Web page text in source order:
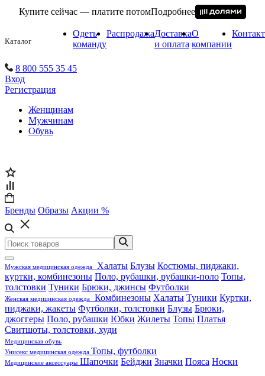
Купите сейчас — платите потомПодробнее
Каталог
Одеть
команду
РаспродажаДоставка
и оплата
О
компании
8 800 555 35 45
Вход
Регистрация
Женщинам
Мужчинам
Обувь
Бренды Образы Акции %
Мужская медицинская одежда Халаты Блузы Костюмы, пиджаки,
куртки, комбинезоны Поло, рубашки, рубашки-поло Топы,
толстовки Туники Брюки, джинсы Футболки
Женская медицинская одежда Комбинезоны Халаты Туники Куртки,
пиджаки, жакеты Футболки, толстовки Блузы Брюки,
джоггеры Поло, рубашки Юбки Жилеты Топы Платья
Свитшоты, толстовки, худи
Медицинская обувь
Унисекс медицинская одежда Топы, футболки
Медицинские аксессуары Шапочки Бейджи Значки Пояса Носки